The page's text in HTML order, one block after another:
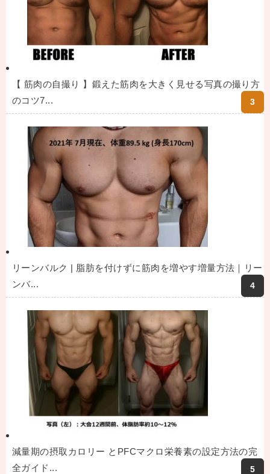
【 筋肉の自撮り 】鍛えた筋肉を大きく見せる写真の撮り方
のコツ7...
リーンバルク | 脂肪を付けずに筋肉を増やす増量方法｜リー
ンバ...
減量期の摂取カロリー とPFCマクロ栄養素の設定方法の完
全ガイド...